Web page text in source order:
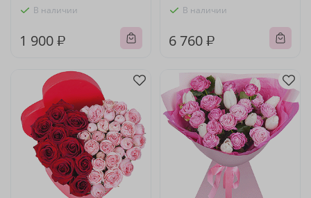
В наличии
1 900 ₽
В наличии
6 760 ₽